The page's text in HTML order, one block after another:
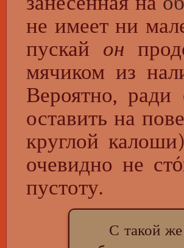
не имеет ни
пускай он
мячиком из
Вероятно,
оставить на
круглой
очевидно не
пустоту.
С такой же